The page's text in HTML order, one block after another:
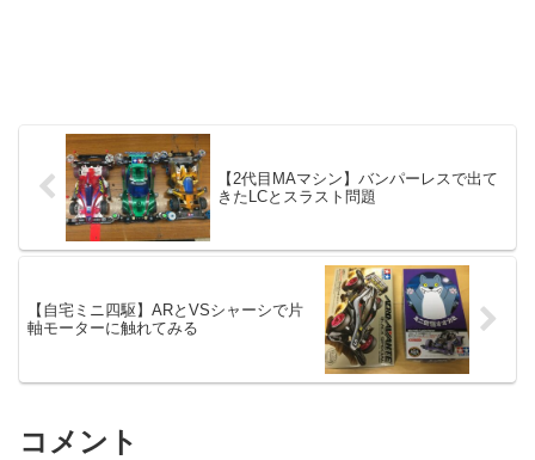
【2代目MAマシン】バンパーレスで出て
きたLCとスラスト問題
【自宅ミニ四駆】ARとVSシャーシで片
軸モーターに触れてみる
コメント